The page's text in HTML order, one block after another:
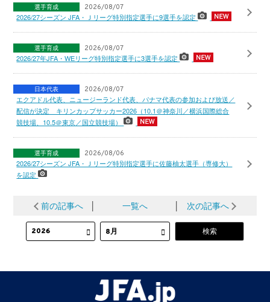
選手育成 2026/08/07
2026/27シーズン JFA・Ｊリーグ特別指定選手に9選手を認定
選手育成 2026/08/07
2026/27年JFA・WEリーグ特別指定選手に3選手を認定
日本代表 2026/08/07
エクアドル代表、ニュージーランド代表、パナマ代表の参加および放送／
配信が決定 キリンカップサッカー2026（10.1＠神奈川／横浜国際総合
競技場、10.5＠東京／国立競技場）
選手育成 2026/08/06
2026/27シーズン JFA・Ｊリーグ特別指定選手に佐藤柚太選手（専修大）
を認定
前の記事へ 一覧へ 次の記事へ